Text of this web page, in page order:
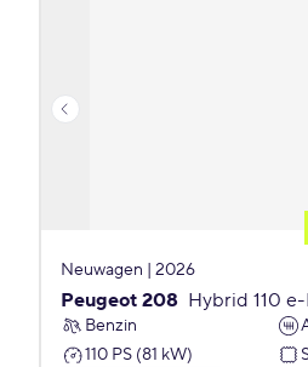
Neuwagen | 2026
Peugeot 208 Hybrid 110
Benzin
110 PS (81 kW)